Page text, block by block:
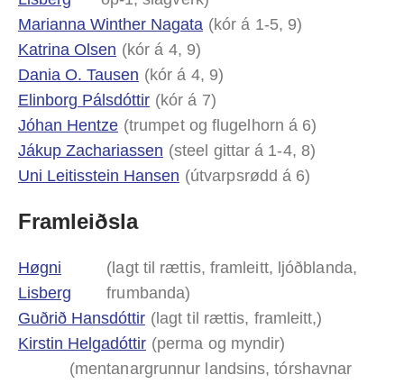
Marianna Winther Nagata (kór á 1-5, 9)
Katrina Olsen (kór á 4, 9)
Dania O. Tausen (kór á 4, 9)
Elinborg Pálsdóttir (kór á 7)
Jóhan Hentze (trumpet og flugelhorn á 6)
Jákup Zachariassen (steel gittar á 1-4, 8)
Uni Leitisstein Hansen (útvarpsrødd á 6)
Framleiðsla
Høgni
Lisberg
(lagt til rættis, framleitt, ljóðblanda,
frumbanda)
Guðrið Hansdóttir (lagt til rættis, framleitt,)
Kirstin Helgadóttir (perma og myndir)
(mentanargrunnur landsins, tórshavnar